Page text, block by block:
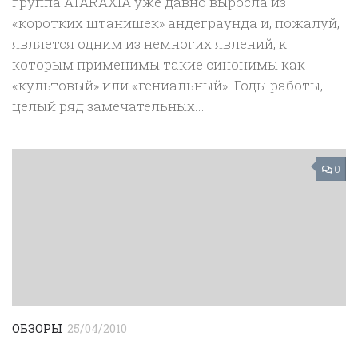
«коротких штанишек» андеграунда и, пожалуй,
является одним из немногих явлений, к
которым применимы такие синонимы как
«культовый» или «гениальный». Годы работы,
целый ряд замечательных...
0
ОБЗОРЫ 25/04/2010